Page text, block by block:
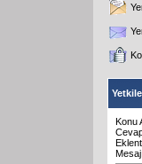
Konu